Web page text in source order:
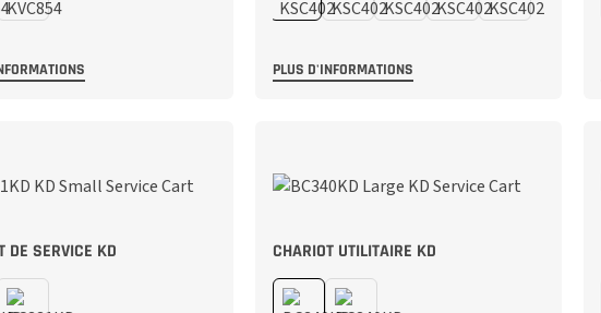
PLUS D'INFORMATIONS
DE SERVICE KD CHARIOT UTILITAIRE KD